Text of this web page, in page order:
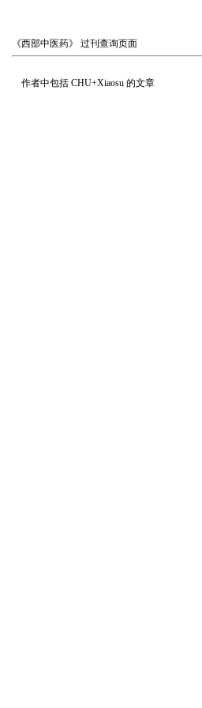
《西部中医药》 过刊查询页面
作者中包括 CHU+Xiaosu 的文章